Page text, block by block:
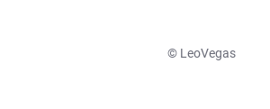
© LeoVegas